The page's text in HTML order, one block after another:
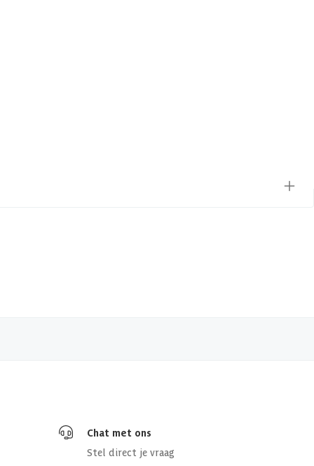
Chat met ons
Stel direct je vraag